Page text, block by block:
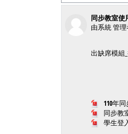
同步教室使
由系統 管
Number of
出缺席模組
110年
同步教
學生登